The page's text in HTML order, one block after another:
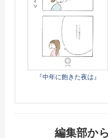
『中年に飽きた夜は』
編集部か